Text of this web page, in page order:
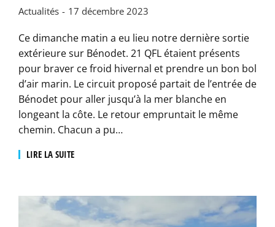
Actualités 17 décembre 2023
Ce dimanche matin a eu lieu notre dernière sortie
extérieure sur Bénodet. 21 QFL étaient présents
pour braver ce froid hivernal et prendre un bon bol
d’air marin. Le circuit proposé partait de l’entrée de
Bénodet pour aller jusqu’à la mer blanche en
longeant la côte. Le retour empruntait le même
chemin. Chacun a pu…
LIRE LA SUITE